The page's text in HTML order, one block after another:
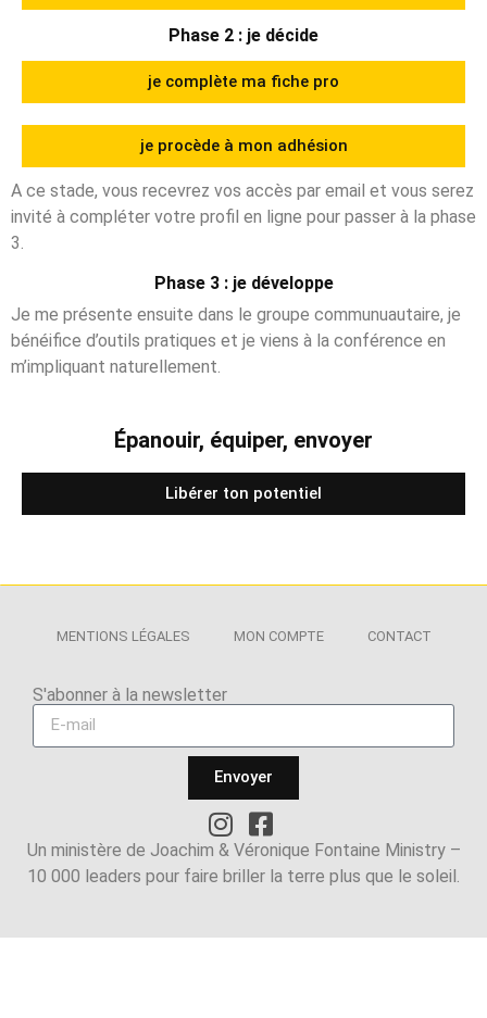
Phase 2 : je décide
je complète ma fiche pro
je procède à mon adhésion
A ce stade, vous recevrez vos accès par email et vous serez
invité à compléter votre profil en ligne pour passer à la phase
3.
Phase 3 : je développe
Je me présente ensuite dans le groupe communuautaire, je
bénéifice d’outils pratiques et je viens à la conférence en
m’impliquant naturellement.
Épanouir, équiper, envoyer
Libérer ton potentiel
MENTIONS LÉGALES MON COMPTE CONTACT
S'abonner à la newsletter​
Envoyer
Un ministère de Joachim & Véronique Fontaine Ministry –
10 000 leaders pour faire briller la terre plus que le soleil.